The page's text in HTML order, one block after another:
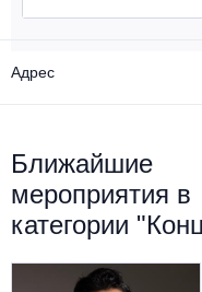
Металл
Адрес
Ближайшие
мероприятия в
категории